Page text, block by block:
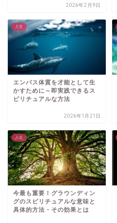
2026年2月9日
人生
エンパス体質を才能として生
かすために～即実践できるス
ピリチュアルな方法
2026年1月21日
人生
今最も重要！グラウンディン
グのスピリチュアルな意味と
具体的方法・その効果とは